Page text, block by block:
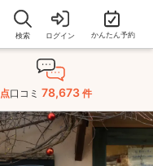
検索 ログイン かんたん予約
点口コミ 78,673 件